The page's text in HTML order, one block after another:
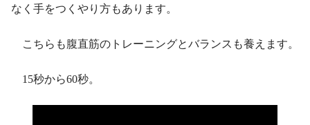
なく手をつくやり方もあります。
こちらも腹直筋のトレーニングとバランスも養えます。
15秒から60秒。